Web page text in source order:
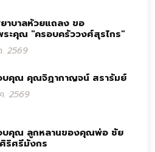
าบาลห้วยแถลง ขอ
ะคุณ "ครอบครัววงศ์สุรไกร"
. 2569
บคุณ คุณจิฏากาญจน์ สรารัมย์
. 2569
บคุณ ลูกหลานของคุณพ่อ ชัย
ริศรีมังกร